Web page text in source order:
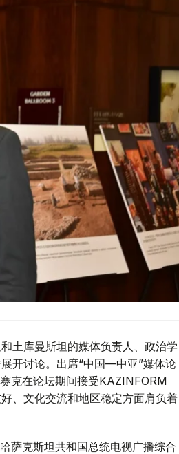
土库曼斯坦的媒体负责人、政治学
开讨论。出席“中国—中亚”媒体论
克在论坛期间接受KAZINFORM
、文化交流和地区稳定方面肩负着
萨克斯坦共和国总统电视广播综合